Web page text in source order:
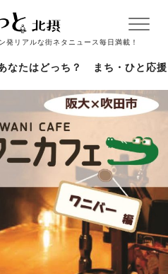
発リアルな街ネタニュース毎日満載！
なたはどっち？ まち・ひと応援